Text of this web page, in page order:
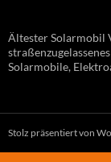
Ältester Solarmobil
Solarmobile,
Stolz präsentiert von